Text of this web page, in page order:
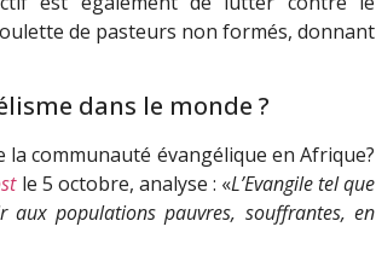
de pasteurs non formés, donnant
dans le monde ?
la communauté évangélique en Afrique?
le 5 octobre, analyse : «L’Evangile tel que
aux populations pauvres, souffrantes, en